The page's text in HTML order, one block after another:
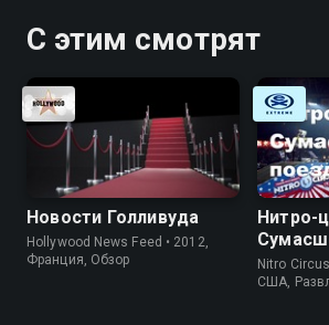
С этим смотрят
Новости Голливуда
Hollywood News Feed • 2012,
Франция, Обзор
Нитро-
Nitro
США,